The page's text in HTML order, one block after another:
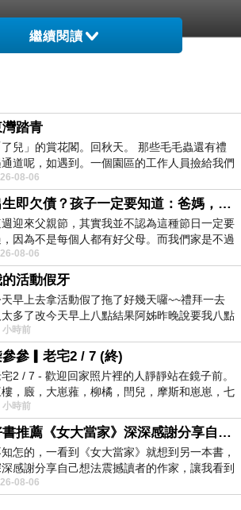
繼續閱讀
踏青
了兒」的賞花閣。回秋天。 那些毛毛蟲還有禮
道呢，如遇到。一個園區的工作人員撿給我們
。
08-06
出生即欠債？孩子一定要知道：爸媽，其實我不欠你們
迎來父親節，其實我並不認為這種節日一定要
因為不是每個人都有好父母。而我們家是不過
，平時也沒什麼儀式感，生活趨近冷
08-06
活動假牙
早上去拿活動假了拖了好幾天囉~~禮拜一去
太多了改今天早上八點結果阿姊昨晚說要我八點
螺農會~回到莿桐都8點半多了
小時前
參參▎老宅2 / 7 (終)
2 / 7 - 歡迎回家照片裡的人靜靜站在鏡子前。
樓，廄，大崽蕥，柳橘，閆兒，摩斯和崽崽，七
整整齊齊地站在鏡框之外，如同
小時前
好書推薦《女大當家》深深感謝分享自己想法震撼讀者的作家，讓我看到不同樣貌的家庭！
怎的，一看到《女大當家》就想到另一本書，
感謝分享自己想法震撼讀者的作家，讓我看到
樣貌的家庭！ 《女大
08-06